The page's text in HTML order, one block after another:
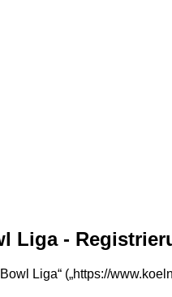
Liga -
Liga“ („https://